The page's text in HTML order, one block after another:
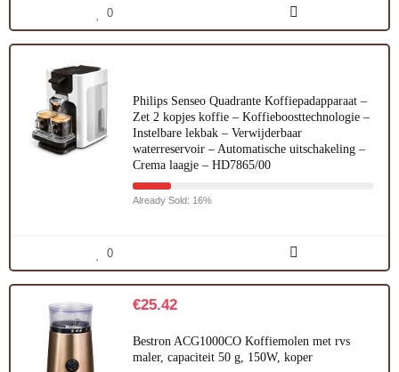
0
Philips Senseo Quadrante Koffiepadapparaat –
Zet 2 kopjes koffie – Koffieboosttechnologie –
Instelbare lekbak – Verwijderbaar
waterreservoir – Automatische uitschakeling –
Crema laagje – HD7865/00
Already Sold: 16%
0
€25.42
Bestron ACG1000CO Koffiemolen met rvs
maler, capaciteit 50 g, 150W, koper